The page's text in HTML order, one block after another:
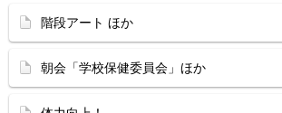
階段アート ほか
朝会「学校保健委員会」ほか